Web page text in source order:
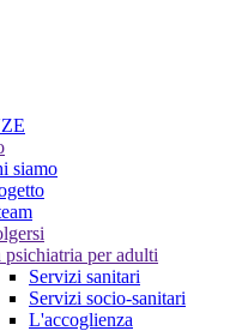
siamo
psichiatria per adulti
Servizi sanitari
Servizi socio-sanitari
L'accoglienza